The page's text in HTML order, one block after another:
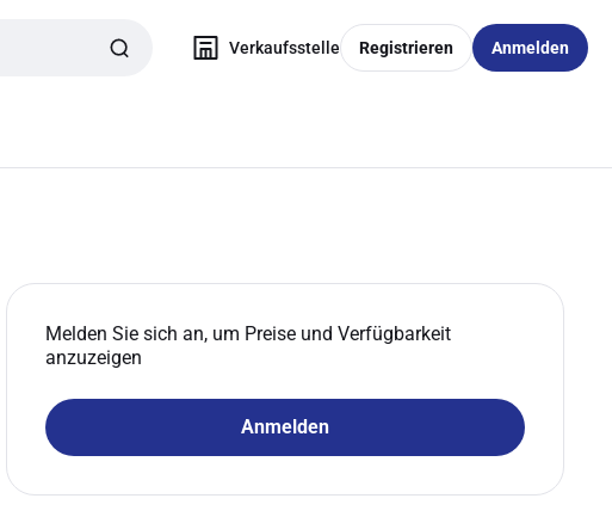
Verkaufsstelle Registrieren Anmelden
Melden Sie sich an, um Preise und Verfügbarkeit
anzuzeigen
Anmelden